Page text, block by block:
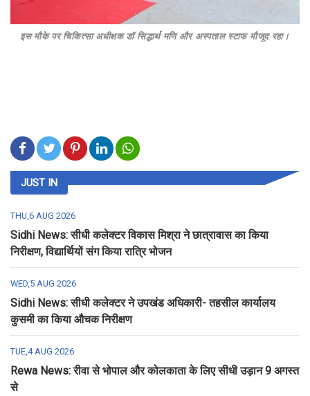
इस मौके पर चिकित्सा अधीक्षक डॉ सिद्धार्थ मणि और अस्पताल स्टाफ मौजूद रहा।
JUST IN
THU,6 AUG 2026
Sidhi News: सीधी कलेक्टर विकास मिश्रा ने छात्रावास का किया
निरीक्षण, विद्यार्थियों संग किया रात्रि भोजन
WED,5 AUG 2026
Sidhi News: सीधी कलेक्टर ने उपखंड अधिकारी- तहसील कार्यालय
कुसमी का किया औचक निरीक्षण
TUE,4 AUG 2026
Rewa News: रीवा से भोपाल और कोलकाता के लिए सीधी उड़ान 9 अगस्त
से